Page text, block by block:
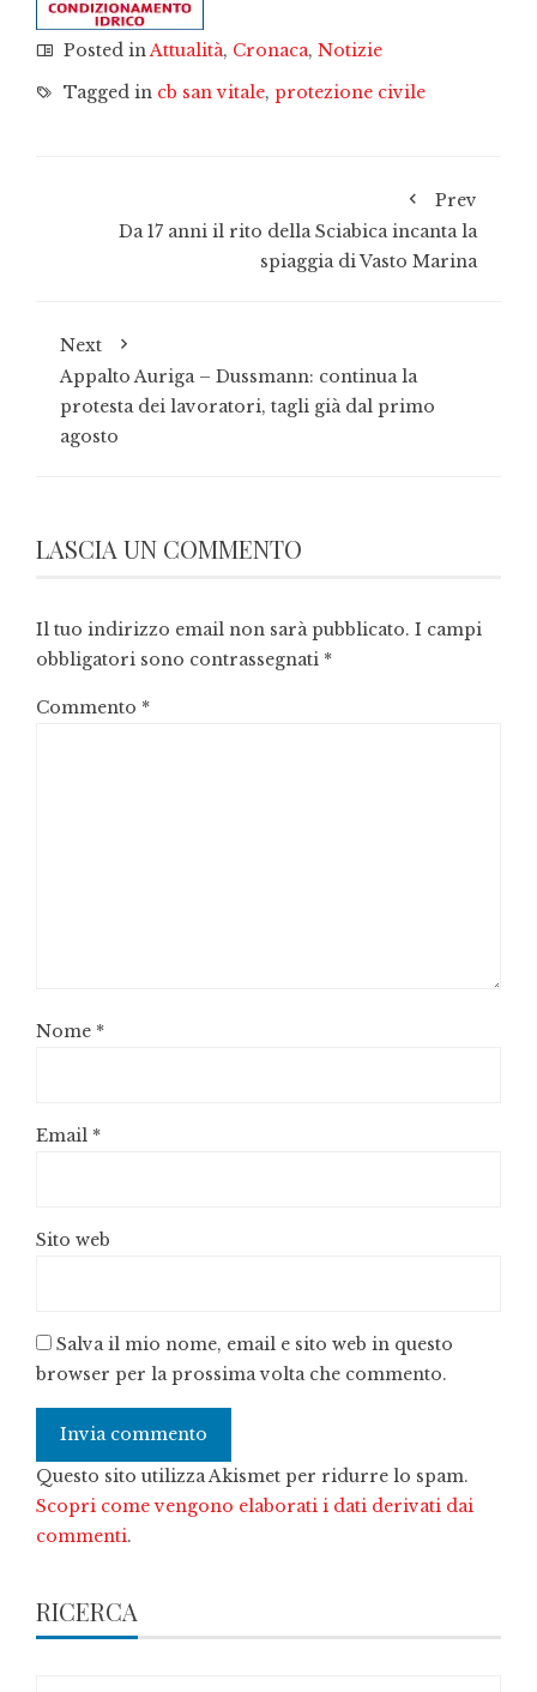
Posted inAttualità, Cronaca, Notizie
Tagged in cb san vitale, protezione civile
Prev
Da 17 anni il rito della Sciabica incanta la
spiaggia di Vasto Marina
Next
Appalto Auriga – Dussmann: continua la
protesta dei lavoratori, tagli già dal primo
agosto
LASCIA UN COMMENTO
Il tuo indirizzo email non sarà pubblicato. I campi
obbligatori sono contrassegnati *
Commento *
Nome *
Email *
Sito web
Salva il mio nome, email e sito web in questo
browser per la prossima volta che commento.
Questo sito utilizza Akismet per ridurre lo spam.
Scopri come vengono elaborati i dati derivati dai
commenti.
RICERCA